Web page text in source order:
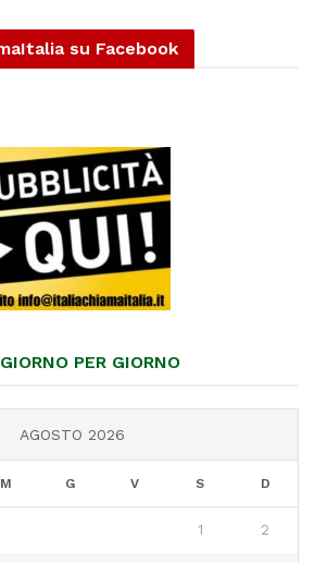
su Facebook
PER GIORNO
AGOSTO 2026
M G V S D
1 2